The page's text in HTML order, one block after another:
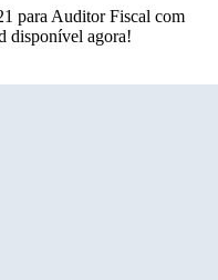
para Auditor Fiscal com
disponível agora!